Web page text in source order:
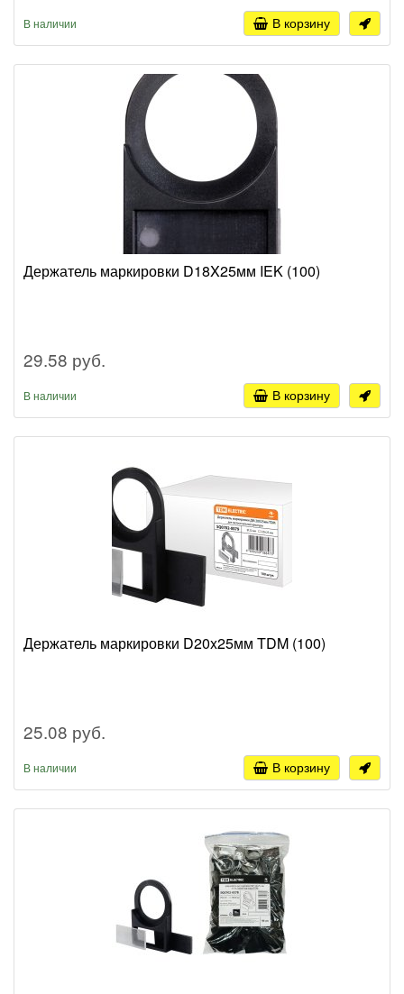
В наличии В корзину
Держатель маркировки D18X25мм IEK (100)
29.58 руб.
В наличии В корзину
Держатель маркировки D20x25мм TDM (100)
25.08 руб.
В наличии В корзину